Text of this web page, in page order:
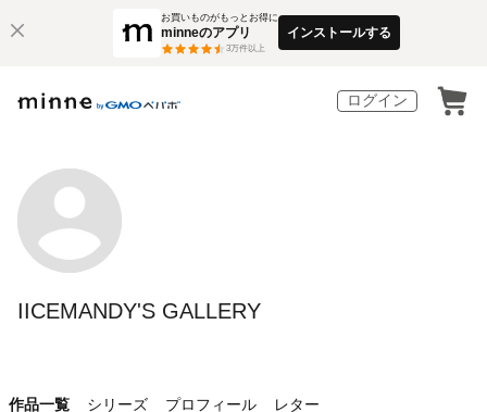
お買いものがもっとお得に
minneのアプリ
3万件以上
インストールする
ログイン
IICEMANDY'S GALLERY
作品一覧 シリーズ プロフィール レター